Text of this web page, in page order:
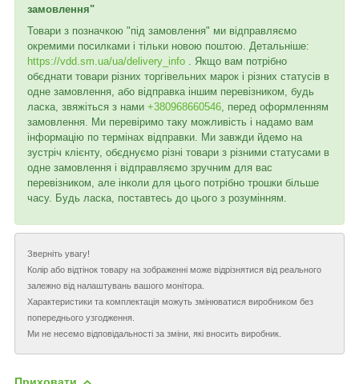
замовлення"
Товари з позначкою "під замовлення" ми відправляємо
окремими посилками і тільки новою поштою. Детальніше:
https://vdd.sm.ua/ua/delivery_info . Якщо вам потрібно
обєднати товари різних торгівельних марок і різних статусів в
одне замовлення, або відправка іншим перевізником, будь
ласка, звяжіться з нами +380968660546 , перед оформленням
замовлення. Ми перевіримо таку можливість і надамо вам
інформацію по термінах відправки. Ми завжди йдемо на
зустріч клієнту, обєднуємо різні товари з різними статусами в
одне замовлення і відправляємо зручним для вас
перевізником, але інколи для цього потрібно трошки більше
часу. Будь ласка, поставтесь до цього з розумінням.
Зверніть увагу!
Колір або відтінок товару на зображенні може відрізнятися від реального
залежно від налаштувань вашого монітора.
Характеристики та комплектація можуть змінюватися виробником без
попереднього узгодження.
Ми не несемо відповідальності за зміни, які вносить виробник.
Приховати